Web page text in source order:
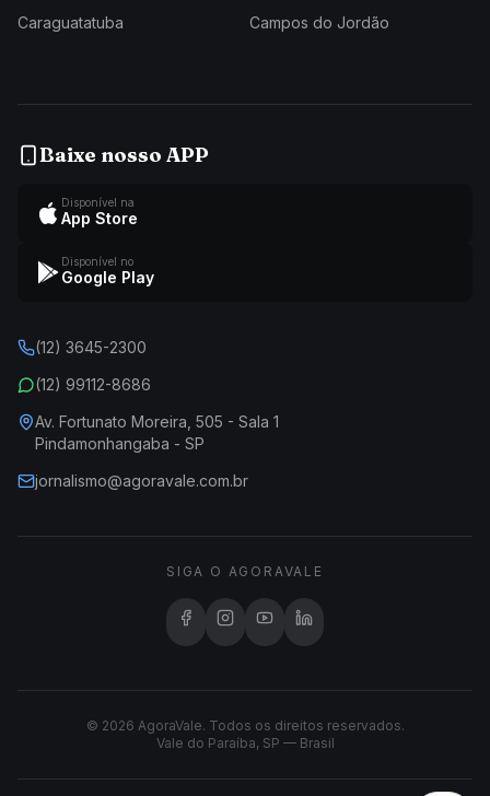
Caraguatatuba Campos do Jordão
Baixe nosso APP
Disponível na
App Store
Disponível no
Google Play
(12) 3645-2300
(12) 99112-8686
Av. Fortunato Moreira, 505 - Sala 1
Pindamonhangaba - SP
jornalismo@agoravale.com.br
SIGA O AGORAVALE
© 2026 AgoraVale. Todos os direitos reservados.
Vale do Paraíba, SP — Brasil